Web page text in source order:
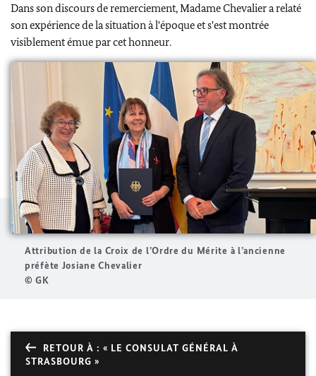
Dans son discours de remerciement, Madame Chevalier a relaté
son expérience de la situation à l'époque et s'est montrée
visiblement émue par cet honneur.
Attribution de la Croix de l’Ordre du Mérite à l’ancienne
préfète Josiane Chevalier
© GK
RETOUR À : « LE CONSULAT GÉNÉRAL À
STRASBOURG »